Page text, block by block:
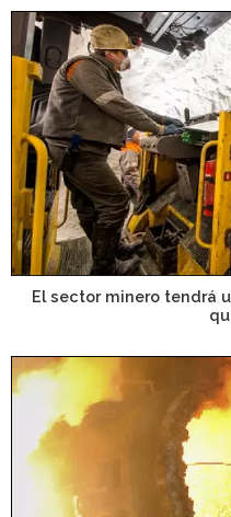
El sector minero tendrá